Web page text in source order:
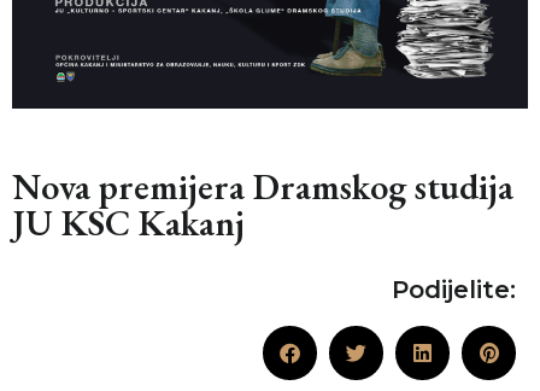
Nova premijera Dramskog studija
JU KSC Kakanj
Podijelite: